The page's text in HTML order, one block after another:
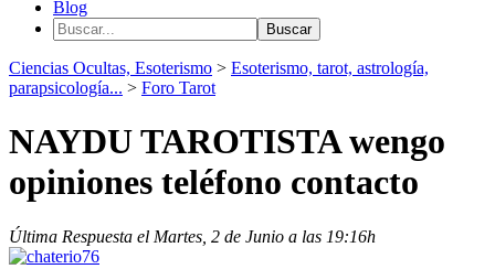
Blog
Ciencias Ocultas, Esoterismo > Esoterismo, tarot, astrología,
parapsicología... > Foro Tarot
NAYDU TAROTISTA wengo
opiniones teléfono contacto
Última Respuesta el Martes, 2 de Junio a las 19:16h